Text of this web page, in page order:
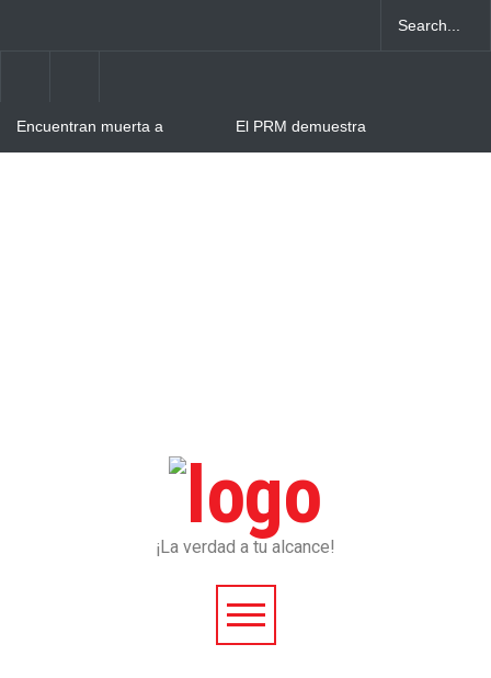
Encuentran muerta a
Hoyo de Friusa, Bávaro
El PRM demuestra
Mejía y David Collado se
¡La verdad a tu alcance!